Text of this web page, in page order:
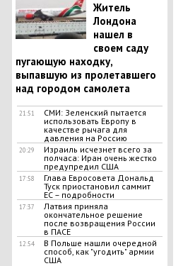
Житель
Лондона
нашел в
своем саду
пугающую находку,
выпавшую из пролетавшего
над городом самолета
21:51
СМИ: Зеленский пытается
использовать Европу в
качестве рычага для
давления на Россию
20:29
Израиль исчезнет всего за
полчаса: Иран очень жестко
предупредил США
17:58
​Глава Евросовета Дональд
Туск приостановил саммит
ЕС – подробности
17:37
Латвия приняла
окончательное решение
после возвращения России
в ПАСЕ
12:54
​В Польше нашли очередной
способ, как "угодить" армии
США